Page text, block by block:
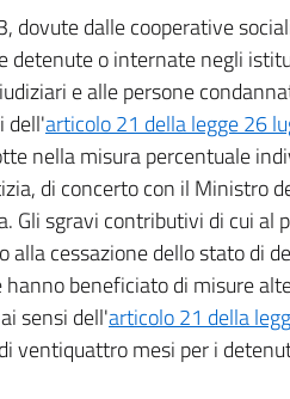
dovute dalle cooperative
detenute o internate negli
e alle persone
dell'articolo 21 della legge 26
nella misura percentuale
di concerto con il Ministro
Gli sgravi contributivi di cui al
alla cessazione dello stato di
beneficiato di misure
sensi dell'articolo 21 della
ventiquattro mesi per i